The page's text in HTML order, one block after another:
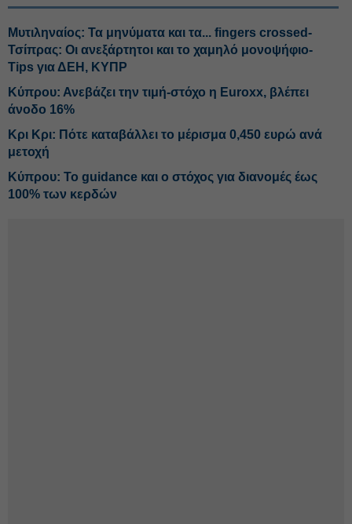
Μυτιληναίος: Τα μηνύματα και τα... fingers crossed-
Τσίπρας: Οι ανεξάρτητοι και το χαμηλό μονοψήφιο-
Tips για ΔΕΗ, ΚΥΠΡ
Κύπρου: Ανεβάζει την τιμή-στόχο η Euroxx, βλέπει
άνοδο 16%
Κρι Κρι: Πότε καταβάλλει το μέρισμα 0,450 ευρώ ανά
μετοχή
Κύπρου: Το guidance και ο στόχος για διανομές έως
100% των κερδών